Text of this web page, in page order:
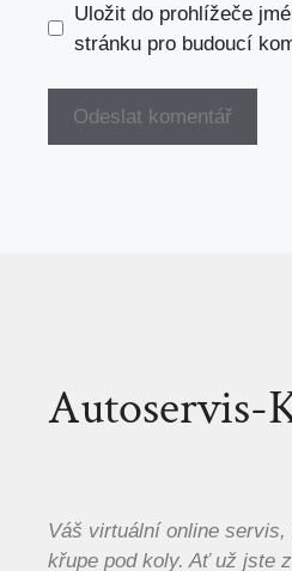
Uložit do prohlížeče
stránku pro budoucí
Autoservis-
Váš virtuální online
křupe pod koly. Ať už jste